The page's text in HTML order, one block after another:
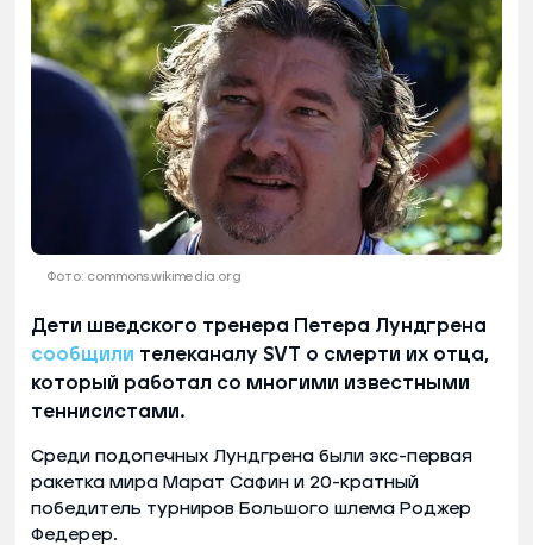
Фото: commons.wikimedia.org
Дети шведского тренера Петера Лундгрена
сообщили телеканалу SVT о смерти их отца,
который работал со многими известными
теннисистами.
Среди подопечных Лундгрена были экс-первая
ракетка мира Марат Сафин и 20-кратный
победитель турниров Большого шлема Роджер
Федерер.